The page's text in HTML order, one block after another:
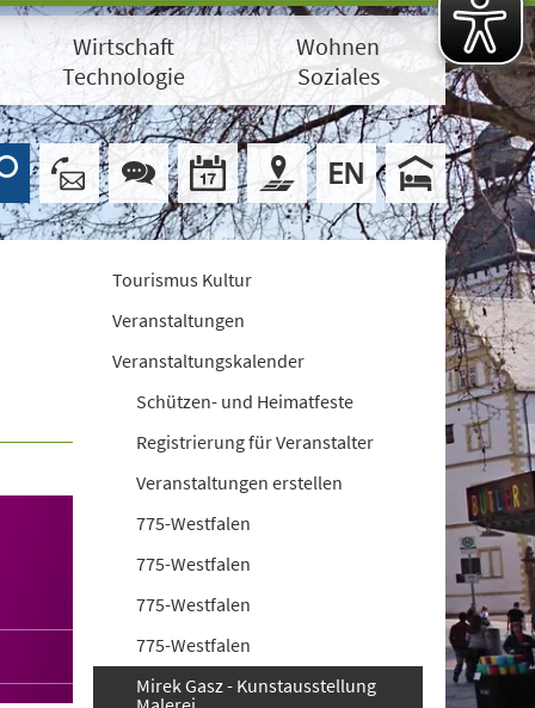
Wirtschaft
Technologie
Wohnen
Soziales
Tourismus Kultur
Veranstaltungen
Veranstaltungskalender
Schützen- und Heimatfeste
Registrierung für Veranstalter
Veranstaltungen erstellen
775-Westfalen
775-Westfalen
775-Westfalen
775-Westfalen
Mirek Gasz - Kunstausstellung